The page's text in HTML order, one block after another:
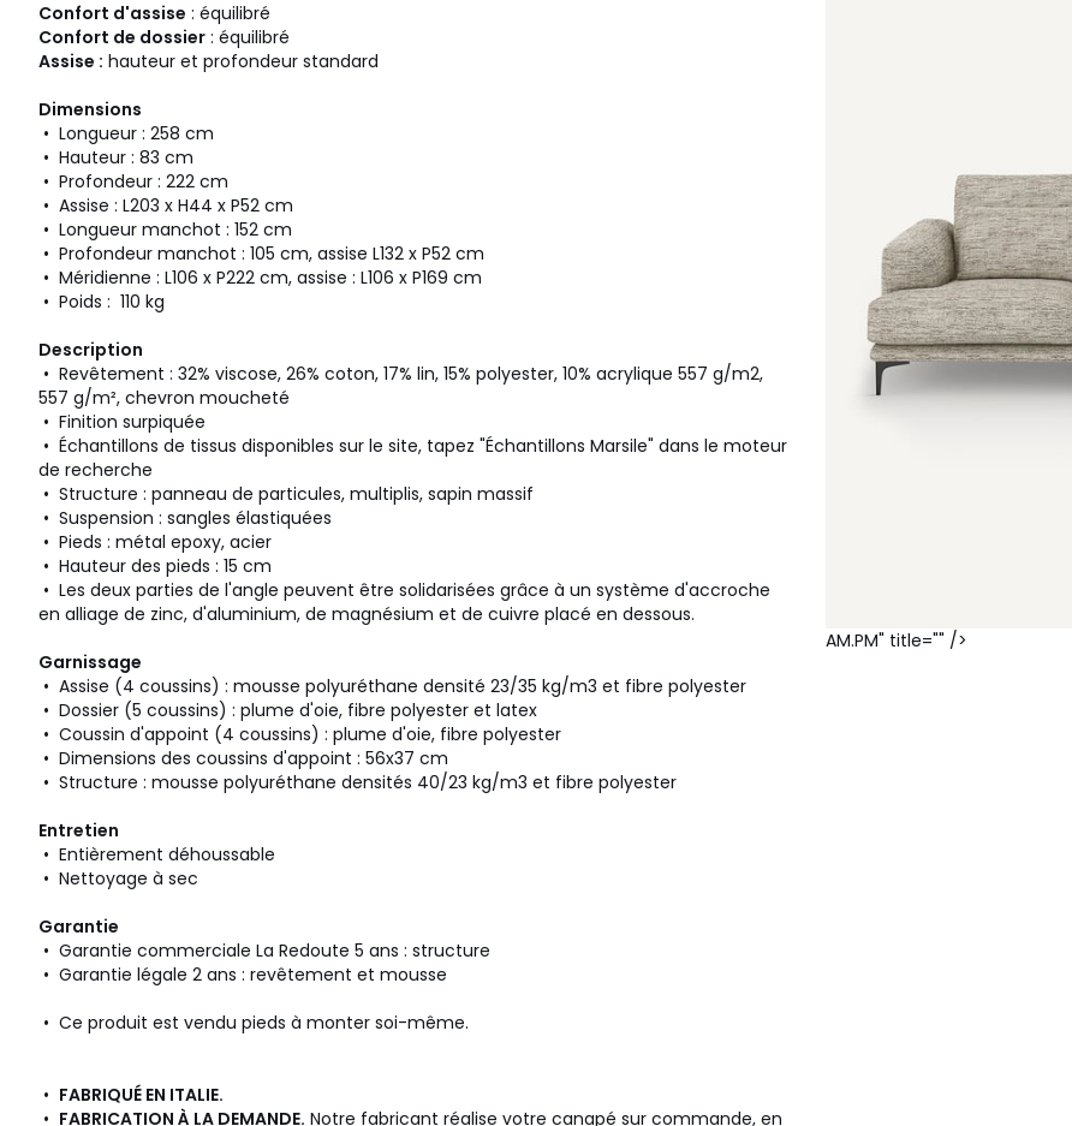
Confort d'assise : équilibré
Confort de dossier : équilibré
Assise : hauteur et profondeur standard
Dimensions
• Longueur : 258 cm
• Hauteur : 83 cm
• Profondeur : 222 cm
• Assise : L203 x H44 x P52 cm
• Longueur manchot : 152 cm
• Profondeur manchot : 105 cm, assise L132 x P52 cm
• Méridienne : L106 x P222 cm, assise : L106 x P169 cm
• Poids : 110 kg
Description
• Revêtement : 32% viscose, 26% coton, 17% lin, 15% polyester, 10% acrylique 557 g/m2,
557 g/m², chevron moucheté
• Finition surpiquée
• Échantillons de tissus disponibles sur le site, tapez "Échantillons Marsile" dans le moteur
de recherche
• Structure : panneau de particules, multiplis, sapin massif
• Suspension : sangles élastiquées
• Pieds : métal epoxy, acier
• Hauteur des pieds : 15 cm
• Les deux parties de l'angle peuvent être solidarisées grâce à un système d'accroche
en alliage de zinc, d'aluminium, de magnésium et de cuivre placé en dessous.
Garnissage
• Assise (4 coussins) : mousse polyuréthane densité 23/35 kg/m3 et fibre polyester
• Dossier (5 coussins) : plume d'oie, fibre polyester et latex
• Coussin d'appoint (4 coussins) : plume d'oie, fibre polyester
• Dimensions des coussins d'appoint : 56x37 cm
• Structure : mousse polyuréthane densités 40/23 kg/m3 et fibre polyester
Entretien
• Entièrement déhoussable
• Nettoyage à sec
Garantie
• Garantie commerciale La Redoute 5 ans : structure
• Garantie légale 2 ans : revêtement et mousse
• Ce produit est vendu pieds à monter soi-même.
• FABRIQUÉ EN ITALIE.
• FABRICATION À LA DEMANDE. Notre fabricant réalise votre canapé sur commande, en
AM.PM" title="" />